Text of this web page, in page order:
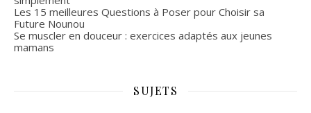
Les 15 meilleures Questions à Poser pour Choisir sa
Future Nounou
Se muscler en douceur : exercices adaptés aux jeunes
mamans
SUJETS